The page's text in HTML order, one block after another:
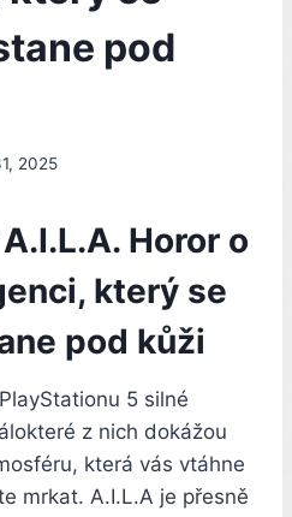
pod
2025
Horor o
který se
pod kůži
5 silné
z nich dokážou
která vás vtáhne
mrkat. A.I.L.A je přesně